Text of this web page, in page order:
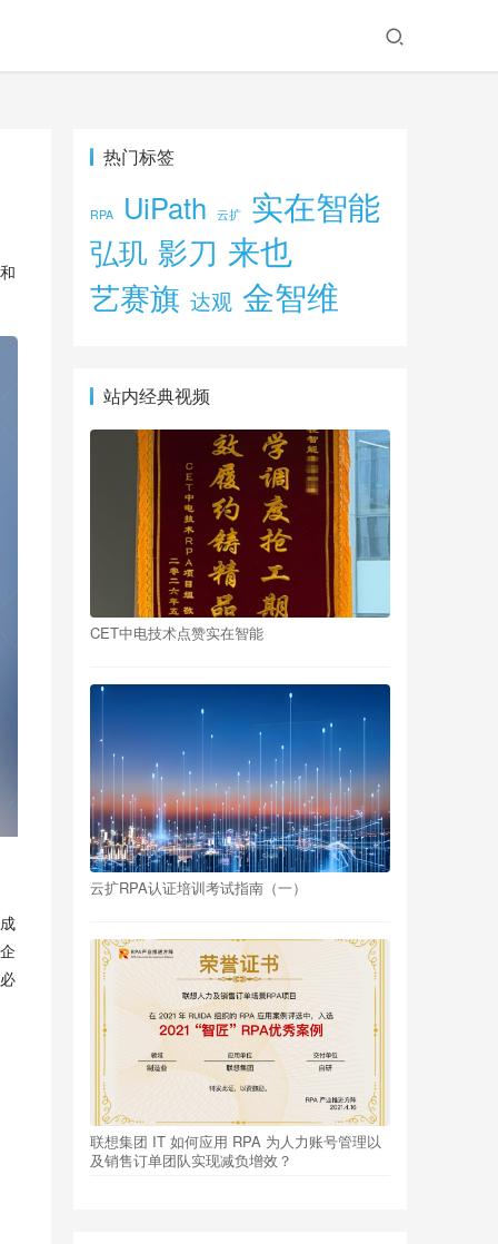
热门标签
RPA UiPath 云扩 实在智能
弘玑 影刀 来也
艺赛旗 达观 金智维
站内经典视频
CET中电技术点赞实在智能
云扩RPA认证培训考试指南（一）
联想集团 IT 如何应用 RPA 为人力账号管理以
及销售订单团队实现减负增效？